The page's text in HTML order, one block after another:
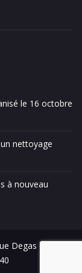
le 16 octobre
nettoyage
à nouveau
Degas - 75016